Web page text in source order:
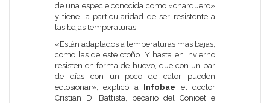
de una especie conocida como «charquero»
y tiene la particularidad de ser resistente a
las bajas temperaturas.
«Están adaptados a temperaturas más bajas,
como las de este otoño. Y hasta en invierno
resisten en forma de huevo, que con un par
de días con un poco de calor pueden
eclosionar», explicó a Infobae el doctor
Cristian Di Battista, becario del Conicet e